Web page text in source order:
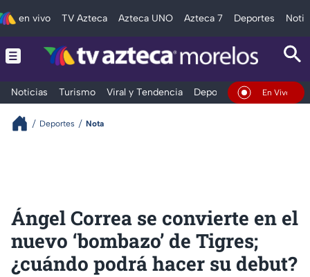
en vivo TV Azteca Azteca UNO Azteca 7 Deportes
Noticias Turismo Viral y Tendencia Deportes Espectáculos
En Vivo
Deportes Nota
Ángel Correa se convierte en el
nuevo ‘bombazo’ de Tigres;
¿cuándo podrá hacer su debut?